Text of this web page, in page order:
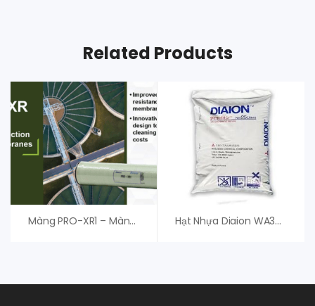
Related Products
Màng PRO-XR1 – Màng RO Nitto Denko Hydranautics Hạt Nhựa Diaion WA30 – Mitsubishi (Japan)